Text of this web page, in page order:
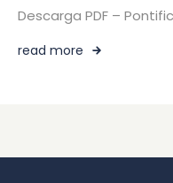
Descarga PDF –
read more